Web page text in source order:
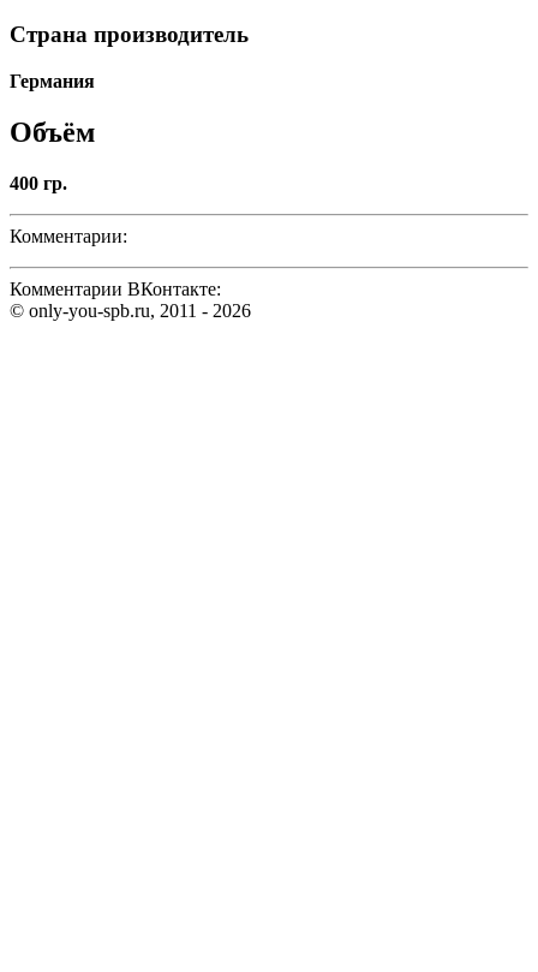
Страна производитель
Германия
Объём
400 гр.
Комментарии:
Комментарии ВКонтакте:
© only-you-spb.ru, 2011 - 2026